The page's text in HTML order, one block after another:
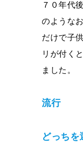
７０年代
のような
だけで子
リが付く
ました。
流行
どっち